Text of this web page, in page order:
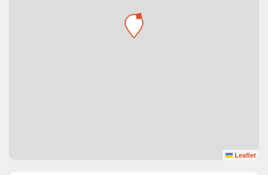
Leaflet